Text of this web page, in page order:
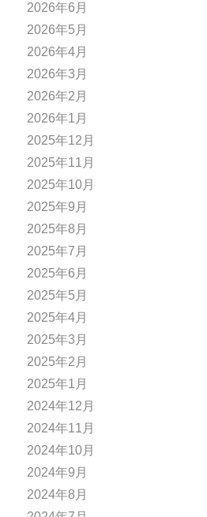
2026年6月
2026年5月
2026年4月
2026年3月
2026年2月
2026年1月
2025年12月
2025年11月
2025年10月
2025年9月
2025年8月
2025年7月
2025年6月
2025年5月
2025年4月
2025年3月
2025年2月
2025年1月
2024年12月
2024年11月
2024年10月
2024年9月
2024年8月